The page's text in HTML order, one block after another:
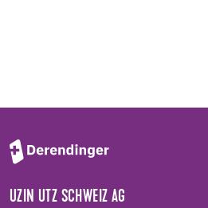
UZIN UTZ SCHWEIZ AG